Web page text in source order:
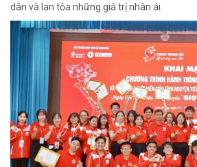
dân và lan tỏa những giá trị nhân ái.